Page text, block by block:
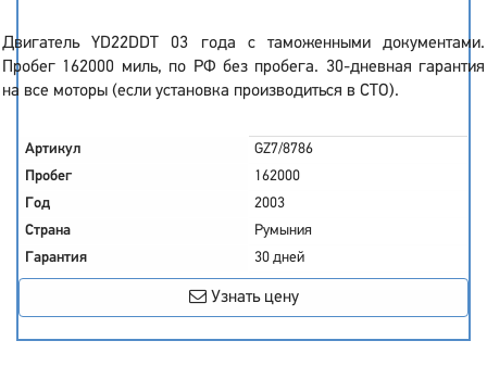
Двигатель YD22DDT 03 года с таможенными документами.
Пробег 162000 миль, по РФ без пробега. 30-дневная гарантия
на все моторы (если установка производиться в СТО).
Артикул
GZ7/8786
Пробег
162000
Год
2003
Страна
Румыния
Гарантия
30 дней
Узнать цену